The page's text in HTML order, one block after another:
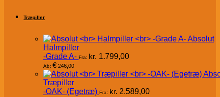
Træpiller
Absolut
Halmpiller
-Grade A- Fra: kr. 1.799,00
Ab: € 246,00
Træpiller
-OAK- (Egetræ) Fra: kr. 2.589,00